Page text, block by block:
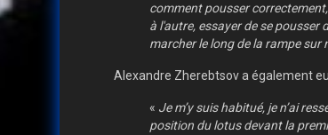
comment pousser
à l'autre, essayer de se
marcher le long de la rampe sur
Alexandre Zherebtsov a également
« Je m’y suis habitué, je n’ai
position du lotus devant la